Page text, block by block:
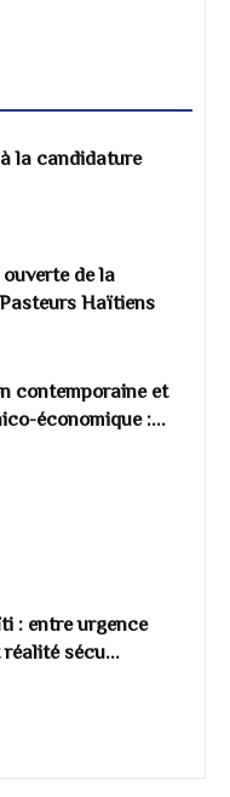
la candidature
de la
Haïtiens
contemporaine et
économique :...
: entre urgence
sécu...